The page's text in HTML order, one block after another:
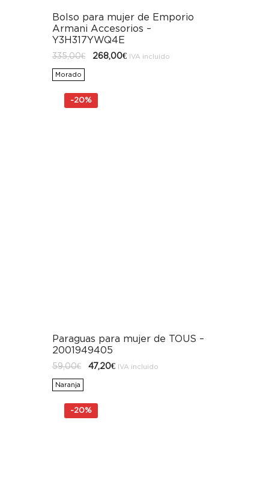
Bolso para mujer de Emporio
Armani Accesorios –
Y3H317YWQ4E
335,00€
El
precio
268,00€ElIVA incluido
Morado
-20%
Paraguas para mujer de TOUS –
2001949405
59,00€
El
precio
original
era:
47,20€ElIVA incluido
Naranja
-20%